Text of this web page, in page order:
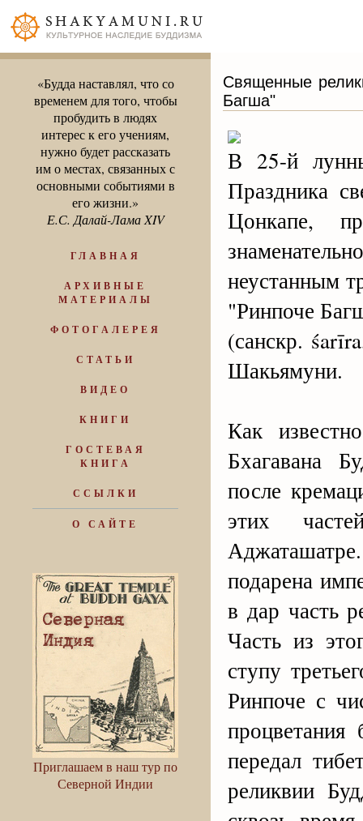
«Будда наставлял, что со
временем для того, чтобы
пробудить в людях
интерес к его учениям,
нужно будет рассказать
им о местах, связанных с
основными событиями в
его жизни.»
Е.С. Далай-Лама XIV
ГЛАВНАЯ
АРХИВНЫЕ
МАТЕРИАЛЫ
ФОТОГАЛЕРЕЯ
СТАТЬИ
ВИДЕО
КНИГИ
ГОСТЕВАЯ
КНИГА
ССЫЛКИ
О САЙТЕ
Приглашаем в наш тур по
Северной Индии
Священные
Багша"
В 25-й
Праздника
Цонкапе,
неустанным
"Ринпоче
(санскр.
Шакьямуни.
Как
Бхагавана
после
этих
подарена
в дар часть
Часть из
ступу
Ринпоче с
передал
реликвии